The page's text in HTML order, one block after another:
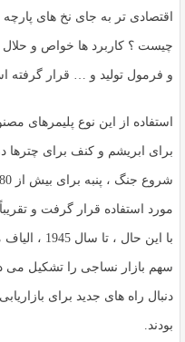
اقتصادی تر به جای نخ های
چیست ؟ کاربرد ها خواص و حلال
و فرمول تولید و … قرار گرفته
استفاده از این نوع پلیمرهای
برای ابریشم و کنف برای چترها
مورد استفاده قرار گرفت و
سهم بازار نساجی را تشکیل می
دنبال راه های جدید برای
بودند.